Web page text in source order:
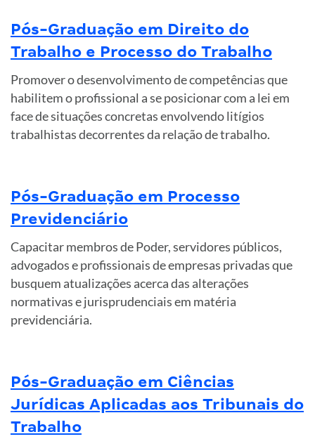
Pós-Graduação em Direito do
Trabalho e Processo do Trabalho
Promover o desenvolvimento de competências que
habilitem o profissional a se posicionar com a lei em
face de situações concretas envolvendo litígios
trabalhistas decorrentes da relação de trabalho.
Pós-Graduação em Processo
Previdenciário
Capacitar membros de Poder, servidores públicos,
advogados e profissionais de empresas privadas que
busquem atualizações acerca das alterações
normativas e jurisprudenciais em matéria
previdenciária.
Pós-Graduação em Ciências
Jurídicas Aplicadas aos Tribunais do
Trabalho